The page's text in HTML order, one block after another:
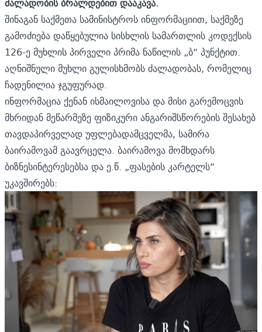
შინაგან საქმეთა სამინისტროს ინფორმაციით, საქმეზე
გამოძიება დაწყებულია სისხლის სამართლის კოდექსის
126-ე მუხლის პირველი პრიმა ნაწილის „ბ“ პუნქტით.
აღნიშნული მუხლი გულისხმობს ძალადობას, რომელიც
ჩადენილია ჯგუფურად.
ინფორმაცია ქენან ისმაილოვისა და მისი გარემოცვის
მხრიდან მეწარმეზე ფიზიკური ანგარიშსწორების შესახებ
თავდაპირველად უფლებადამცველმა, სამირა
ბაირამოვამ გაავრცელა. ბაირამოვა მომხდარს
ბიზნესინტერესებსა და ე.წ. „ფასების კარტელს“
უკავშირებს: